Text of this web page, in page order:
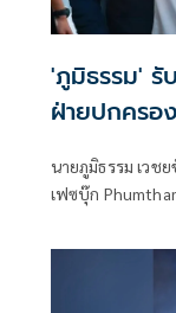
'ภูมิธรรม' รั
ฝ่ายปกครอ
นายภูมิธรรม เว
เฟซบุ๊ก